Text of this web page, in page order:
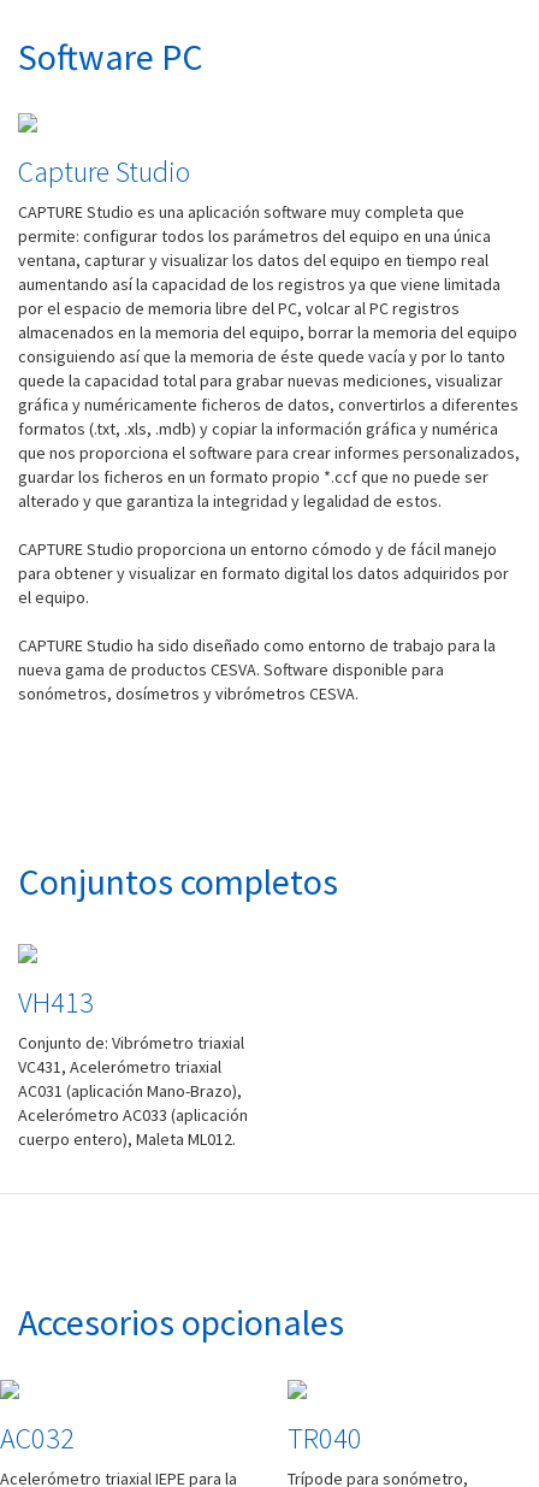
Software PC
Capture Studio
CAPTURE Studio es una aplicación software muy completa que
permite: configurar todos los parámetros del equipo en una única
ventana, capturar y visualizar los datos del equipo en tiempo real
aumentando así la capacidad de los registros ya que viene limitada
por el espacio de memoria libre del PC, volcar al PC registros
almacenados en la memoria del equipo, borrar la memoria del equipo
consiguiendo así que la memoria de éste quede vacía y por lo tanto
quede la capacidad total para grabar nuevas mediciones, visualizar
gráfica y numéricamente ficheros de datos, convertirlos a diferentes
formatos (.txt, .xls, .mdb) y copiar la información gráfica y numérica
que nos proporciona el software para crear informes personalizados,
guardar los ficheros en un formato propio *.ccf que no puede ser
alterado y que garantiza la integridad y legalidad de estos.
CAPTURE Studio proporciona un entorno cómodo y de fácil manejo
para obtener y visualizar en formato digital los datos adquiridos por
el equipo.
CAPTURE Studio ha sido diseñado como entorno de trabajo para la
nueva gama de productos CESVA. Software disponible para
sonómetros, dosímetros y vibrómetros CESVA.
Conjuntos completos
VH413
Conjunto de: Vibrómetro triaxial
VC431, Acelerómetro triaxial
AC031 (aplicación Mano-Brazo),
Acelerómetro AC033 (aplicación
cuerpo entero), Maleta ML012.
Accesorios opcionales
AC032
Acelerómetro triaxial IEPE para la
TR040
Trípode para sonómetro,